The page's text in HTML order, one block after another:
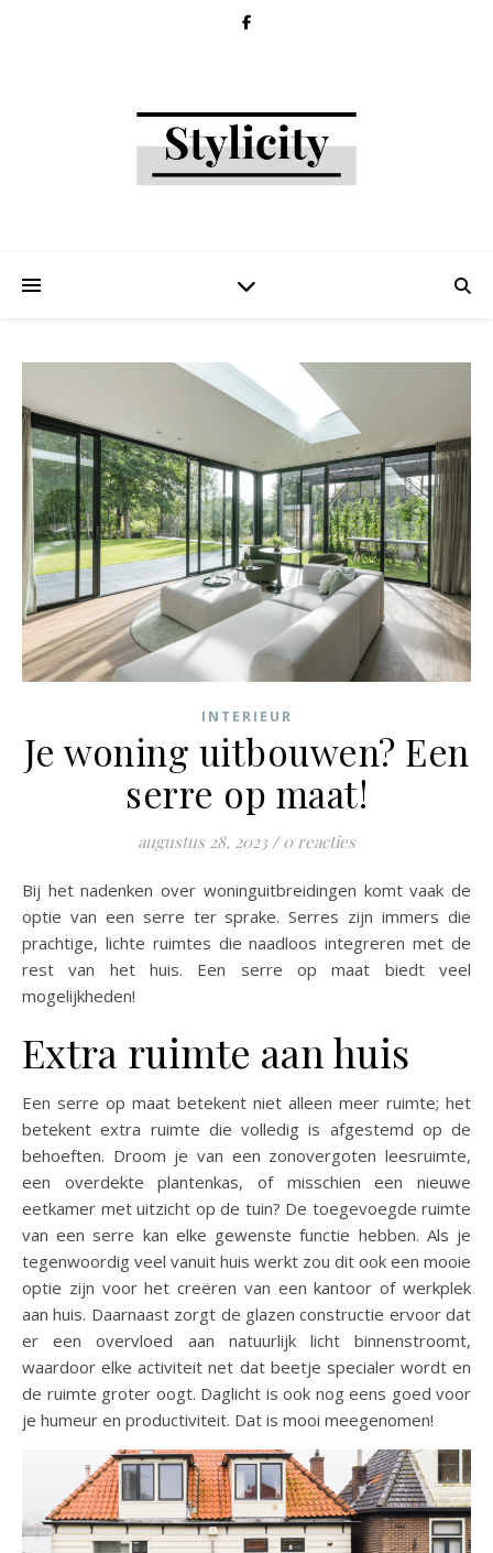
INTERIEUR
Je woning uitbouwen? Een
serre op maat!
augustus 28, 2023 / 0 reacties
Bij het nadenken over woninguitbreidingen komt vaak de
optie van een serre ter sprake. Serres zijn immers die
prachtige, lichte ruimtes die naadloos integreren met de
rest van het huis. Een serre op maat biedt veel
mogelijkheden!
Extra ruimte aan huis
Een serre op maat betekent niet alleen meer ruimte; het
betekent extra ruimte die volledig is afgestemd op de
behoeften. Droom je van een zonovergoten leesruimte,
een overdekte plantenkas, of misschien een nieuwe
eetkamer met uitzicht op de tuin? De toegevoegde ruimte
van een serre kan elke gewenste functie hebben. Als je
tegenwoordig veel vanuit huis werkt zou dit ook een mooie
optie zijn voor het creëren van een kantoor of werkplek
aan huis. Daarnaast zorgt de glazen constructie ervoor dat
er een overvloed aan natuurlijk licht binnenstroomt,
waardoor elke activiteit net dat beetje specialer wordt en
de ruimte groter oogt. Daglicht is ook nog eens goed voor
je humeur en productiviteit. Dat is mooi meegenomen!